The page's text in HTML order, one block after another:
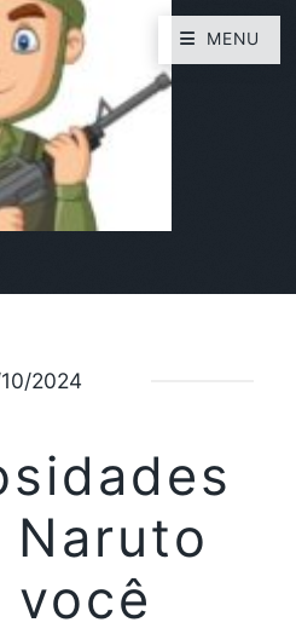
2024
Naruto
você
MENU